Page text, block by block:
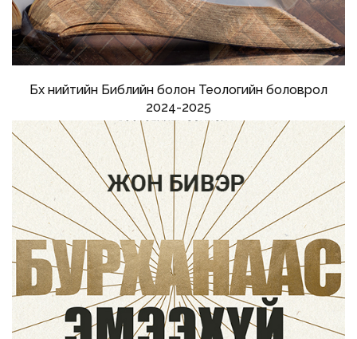
Бүх нийтийн Библийн болон Теологийн боловрол
2024-2025